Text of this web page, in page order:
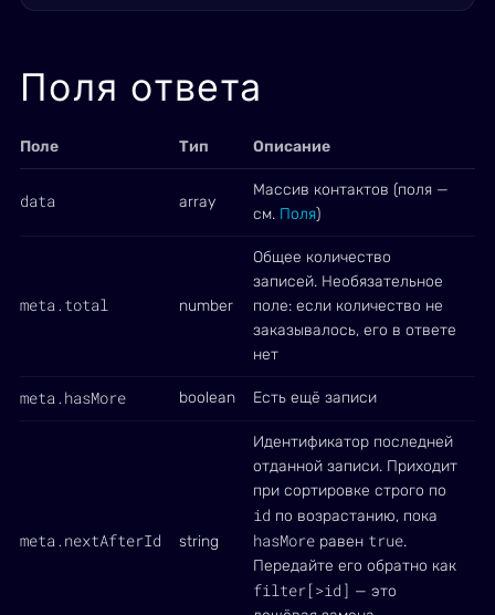
Поля ответа
Поле Тип Описание
data array
Массив контактов (поля —
см. Поля)
meta.total number
Общее количество
записей. Необязательное
поле: если количество не
заказывалось, его в ответе
нет
meta.hasMore boolean Есть ещё записи
meta.nextAfterId string
Идентификатор последней
отданной записи. Приходит
при сортировке строго по
id по возрастанию, пока
hasMore равен true.
Передайте его обратно как
filter[>id] — это